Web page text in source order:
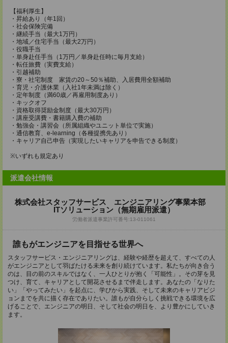
【福利厚生】
・昇給あり（年1回）
・社会保険完備
・継続手当（最大1万円）
・地域／住宅手当（最大2万円）
・役職手当
・単身赴任手当（1万円／単身赴任時に毎月支給）
・転任旅費（実費支給）
・引越補助
・寮・社宅制度 家賃の20～50％補助、入居費用全額補助
・育児・介護休業（入社1年未満は除く）
・定年制度（満60歳／再雇用制度あり）
・キックオフ
・資格取得奨励金制度（最大30万円）
・講座受講費・書籍購入費の補助
・勉強会・講習会（所属組織やユニット単位で実施）
・通信教育、e-learning（各種提携先あり）
・キャリア自己申告（実現したいキャリアを申告できる制度）
※いずれも規定あり
派遣会社情報
株式会社スタッフサービス エンジニアリング事業本部
ITソリューション（無期雇用派遣）
労働者派遣事業許可番号:13-011061
誰もがエンジニアを目指せる世界へ
スタッフサービス・エンジニアリングは、経験や経歴を超えて、すべての人
がエンジニアとして羽ばたける未来を創り続けています。私たちが向き合う
のは、目の前のスキルではなく、一人ひとりが抱く「可能性」。その芽を見
つけ、育て、キャリアとして開花させるまで伴走します。あなたの「なりた
い」「やってみたい」を起点に、学びから実践、そして未来のキャリアビジ
ョンまでを共に描く存在でありたい。誰もが自分らしく挑戦できる環境を広
げることで、エンジニアの明日、そして社会の明日を、より豊かにしていき
ます。